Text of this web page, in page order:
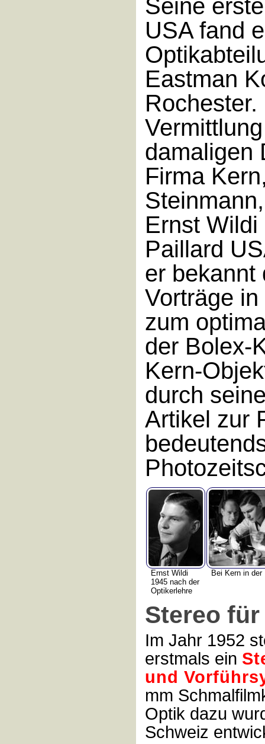
Seine
USA fand
Eastman
Rochester.
damaligen
Firma
Ernst
Paillard
er bekannt
Vorträge
zum
der Bolex-
Kern-
durch
Artikel zur
Ernst Wildi
1945 nach der
Optikerlehre
Bei Kern in der
Stereo
Im Jahr 1952
erstmals ein
und
mm
Optik dazu
Schweiz